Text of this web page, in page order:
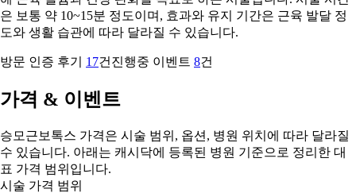
은 보통 약 10~15분 정도이며, 효과와 유지 기간은 근육 발달 정
도와 생활 습관에 따라 달라질 수 있습니다.
방문 인증 후기 17건 진행중 이벤트 8건
가격 & 이벤트
승모근보톡스 가격은 시술 범위, 옵션, 병원 위치에 따라 달라질
수 있습니다. 아래는 캐시닥에 등록된 병원 기준으로 정리한 대
표 가격 범위입니다.
시술 가격 범위